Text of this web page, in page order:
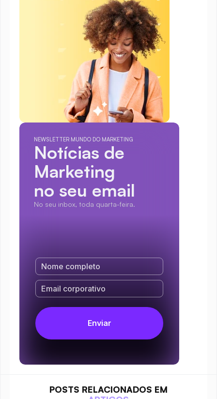
NEWSLETTER MUNDO DO MARKETING
Notícias de
Marketing
no seu email
No seu inbox, toda quarta-feira.
POSTS RELACIONADOS EM